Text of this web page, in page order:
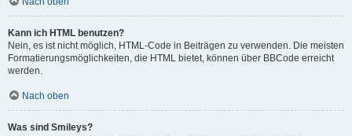
Kann ich HTML benutzen?
Nein, es ist nicht möglich, HTML-Code in Beiträgen zu verwenden. Die meisten
Formatierungsmöglichkeiten, die HTML bietet, können über BBCode erreicht
werden.
Nach oben
Was sind Smileys?